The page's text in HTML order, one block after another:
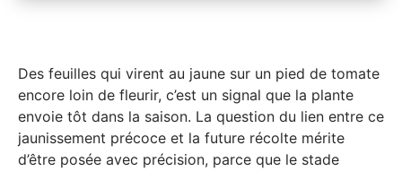
Des feuilles qui virent au jaune sur un pied de tomate
encore loin de fleurir, c’est un signal que la plante
envoie tôt dans la saison. La question du lien entre ce
jaunissement précoce et la future récolte mérite
d’être posée avec précision, parce que le stade